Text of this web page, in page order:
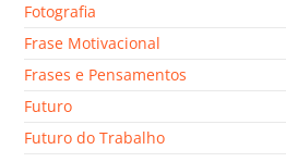
Fotografia
Frase Motivacional
Frases e Pensamentos
Futuro
Futuro do Trabalho